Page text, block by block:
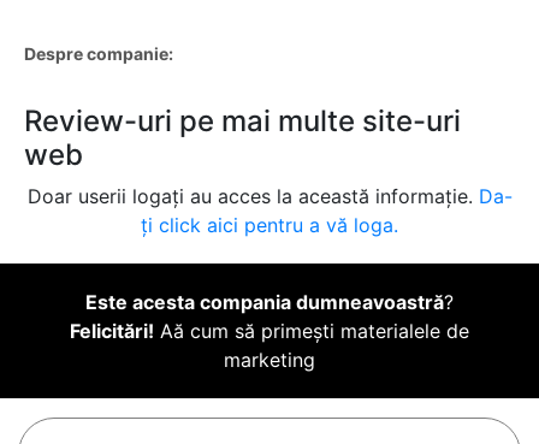
Despre companie:
Review-uri pe mai multe site-uri
web
Doar userii logați au acces la această informație. Da-
ți click aici pentru a vă loga.
Este acesta compania dumneavoastră?
Felicitări! Aă cum să primești materialele de
marketing